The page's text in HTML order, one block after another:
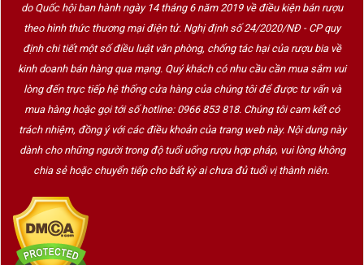
do Quốc hội ban hành ngày 14 tháng 6 năm 2019 về điều kiện bán rượu
theo hình thức thương mại điện tử. Nghị định số 24/2020/NĐ - CP quy
định chi tiết một số điều luật văn phòng, chống tác hại của rượu bia về
kinh doanh bán hàng qua mạng. Quý khách có nhu cầu cần mua sắm vui
lòng đến trực tiếp hệ thống cửa hàng của chúng tôi để được tư vấn và
mua hàng hoặc gọi tới số hotline: 0966 853 818. Chúng tôi cam kết có
trách nhiệm, đồng ý với các điều khoản của trang web này. Nội dung này
dành cho những người trong độ tuổi uống rượu hợp pháp, vui lòng không
chia sẻ hoặc chuyển tiếp cho bất kỳ ai chưa đủ tuổi vị thành niên.